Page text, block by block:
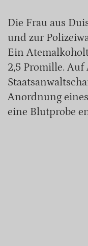
Die Frau aus
und zur
Ein
2,5 Promille. Auf
Anordnung
eine Blutprobe